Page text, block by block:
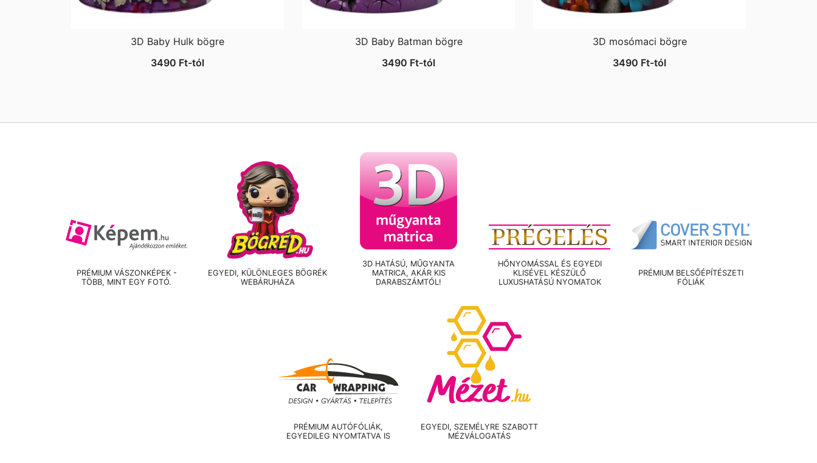
3D Baby Hulk bögre
3490 Ft-tól
3D Baby Batman bögre
3490 Ft-tól
3D mosómaci bögre
3490 Ft-tól
PRÉMIUM VÁSZONKÉPEK -
TÖBB, MINT EGY FOTÓ.
EGYEDI, KÜLÖNLEGES BÖGRÉK
WEBÁRUHÁZA
3D HATÁSÚ, MŰGYANTA
MATRICA, AKÁR KIS
DARABSZÁMTÓL!
HŐNYOMÁSSAL ÉS EGYEDI
KLISÉVEL KÉSZÜLŐ
LUXUSHATÁSÚ NYOMATOK
PRÉMIUM BELSŐÉPÍTÉSZETI
FÓLIÁK
PRÉMIUM AUTÓFÓLIÁK,
EGYEDILEG NYOMTATVA IS
EGYEDI, SZEMÉLYRE SZABOTT
MÉZVÁLOGATÁS